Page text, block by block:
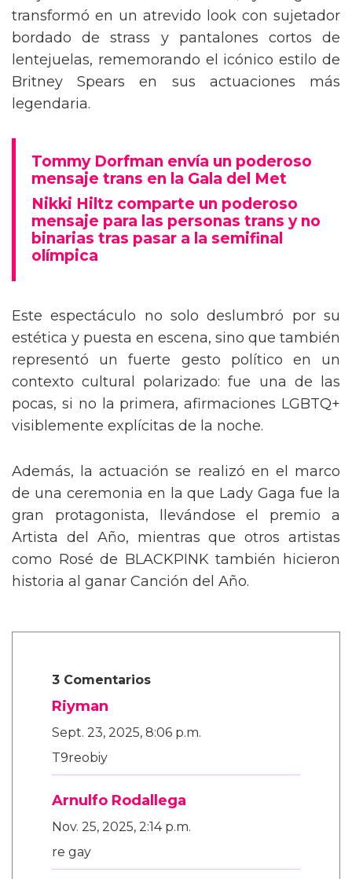
transformó en un atrevido look con sujetador
bordado de strass y pantalones cortos de
lentejuelas, rememorando el icónico estilo de
Britney Spears en sus actuaciones más
legendaria.
Tommy Dorfman envía un poderoso
mensaje trans en la Gala del Met
Nikki Hiltz comparte un poderoso
mensaje para las personas trans y no
binarias tras pasar a la semifinal
olímpica
Este espectáculo no solo deslumbró por su
estética y puesta en escena, sino que también
representó un fuerte gesto político en un
contexto cultural polarizado: fue una de las
pocas, si no la primera, afirmaciones LGBTQ+
visiblemente explícitas de la noche.
Además, la actuación se realizó en el marco
de una ceremonia en la que Lady Gaga fue la
gran protagonista, llevándose el premio a
Artista del Año, mientras que otros artistas
como Rosé de BLACKPINK también hicieron
historia al ganar Canción del Año.
3 Comentarios
Riyman
Sept. 23, 2025, 8:06 p.m.
T9reobiy
Arnulfo Rodallega
Nov. 25, 2025, 2:14 p.m.
re gay